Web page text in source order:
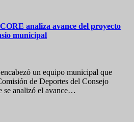
analiza avance del proyecto
municipal
un equipo municipal que
de Deportes del Consejo
se analizó el avance…